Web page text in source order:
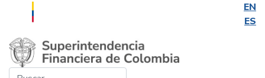
EN
ES
Saltar al contenido principal